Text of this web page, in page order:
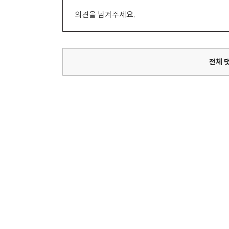
의견을 남겨주세요.
전체